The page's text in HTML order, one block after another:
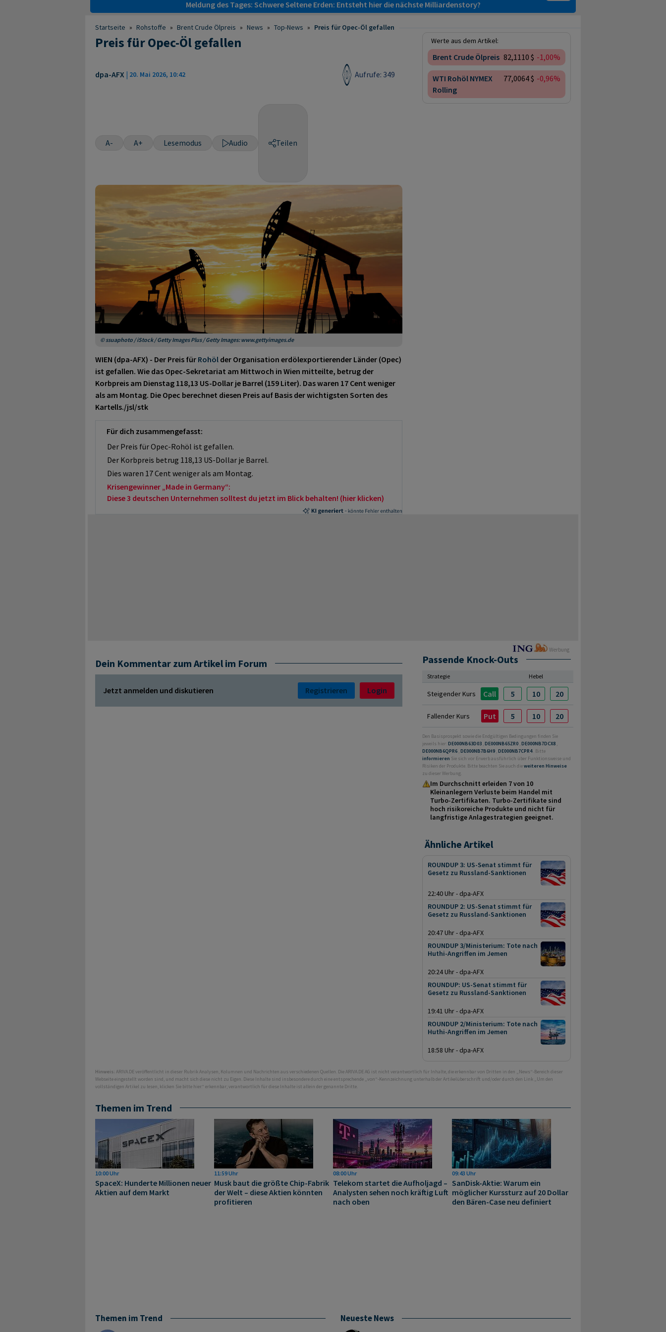
Meldung des Tages: Schwere Seltene Erden: Entsteht hier die nächste Milliardenstory?
Startseite » Rohstoffe » Brent Crude Ölpreis » News » Top-News » Preis für Opec-Öl gefallen
Preis für Opec-Öl gefallen
dpa-AFX | 20. Mai 2026, 10:42 Aufrufe: 349
A- A+ Lesemodus Audio Teilen
© ssuaphoto / iStock / Getty Images Plus / Getty Images: www.gettyimages.de
WIEN (dpa-AFX) - Der Preis für Rohöl der Organisation erdölexportierender Länder (Opec)
ist gefallen. Wie das Opec-Sekretariat am Mittwoch in Wien mitteilte, betrug der
Korbpreis am Dienstag 118,13 US-Dollar je Barrel (159 Liter). Das waren 17 Cent weniger
als am Montag. Die Opec berechnet diesen Preis auf Basis der wichtigsten Sorten des
Kartells./jsl/stk
Für dich zusammengefasst:
Der Preis für Opec-Rohöl ist gefallen.
Der Korbpreis betrug 118,13 US-Dollar je Barrel.
Dies waren 17 Cent weniger als am Montag.
Krisengewinner „Made in Germany“:
Diese 3 deutschen Unternehmen solltest du jetzt im Blick behalten! (hier klicken)
Werte aus dem Artikel:
Brent Crude Ölpreis 82,1110 $ -1,00%
WTI Rohöl NYMEX
Rolling
77,0064 $ -0,96%
Dein Kommentar zum Artikel im Forum
Jetzt anmelden und diskutieren Registrieren Login
Werbung
Passende Knock-Outs
Strategie Hebel
Steigender Kurs Call 5 10 20
Fallender Kurs Put 5 10 20
Den Basisprospekt sowie die Endgültigen Bedingungen finden Sie
jeweils hier: DE000NB63D03 ,DE000NB65ZR0 ,DE000NB7DCX8 ,
DE000NB6QPR6 ,DE000NB7B6H9 ,DE000NB7CPR4 . Bitte
informieren Sie sich vor Erwerb ausführlich über Funktionsweise und
Risiken der Produkte. Bitte beachten Sie auch dieweiteren Hinweise
zu dieser Werbung.
Im Durchschnitt erleiden 7 von 10
Kleinanlegern Verluste beim Handel mit
Turbo-Zertifikaten. Turbo-Zertifikate sind
hoch risikoreiche Produkte und nicht für
langfristige Anlage­strategien geeignet.
Ähnliche Artikel
ROUNDUP 3: US-Senat stimmt für
Gesetz zu Russland-Sanktionen
22:40 Uhr - dpa-AFX
ROUNDUP 2: US-Senat stimmt für
Gesetz zu Russland-Sanktionen
20:47 Uhr - dpa-AFX
ROUNDUP 3/Ministerium: Tote nach
Huthi-Angriffen im Jemen
20:24 Uhr - dpa-AFX
ROUNDUP: US-Senat stimmt für
Gesetz zu Russland-Sanktionen
19:41 Uhr - dpa-AFX
ROUNDUP 2/Ministerium: Tote nach
Huthi-Angriffen im Jemen
18:58 Uhr - dpa-AFX
Hinweis: ARIVA.DE veröffentlicht in dieser Rubrik Analysen, Kolumnen und Nachrichten aus verschiedenen Quellen. Die ARIVA.DE AG ist nicht verantwortlich für Inhalte, die erkennbar von Dritten in den „News“-Bereich dieser
Webseite eingestellt worden sind, und macht sich diese nicht zu Eigen. Diese Inhalte sind insbesondere durch eine entsprechende „von“-Kennzeichnung unterhalb der Artikelüberschrift und/oder durch den Link „Um den
vollständigen Artikel zu lesen, klicken Sie bitte hier.“ erkennbar; verantwortlich für diese Inhalte ist allein der genannte Dritte.
Themen im Trend
10:00 Uhr
SpaceX: Hunderte Millionen neuer
Aktien auf dem Markt
11:59 Uhr
Musk baut die größte Chip-Fabrik
der Welt – diese Aktien könnten
profitieren
08:00 Uhr
Telekom startet die Aufholjagd –
Analysten sehen noch kräftig Luft
nach oben
09:43 Uhr
SanDisk-Aktie: Warum ein
möglicher Kurssturz auf 20 Dollar
den Bären-Case neu definiert
Themen im Trend Neueste News